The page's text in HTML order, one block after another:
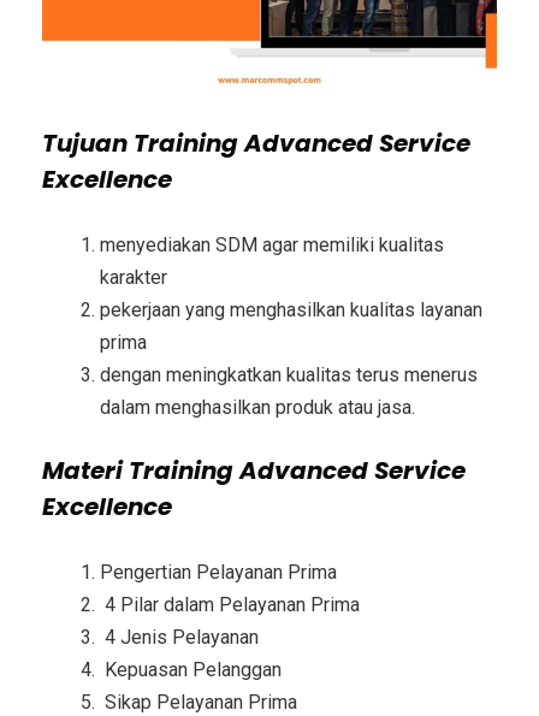
Tujuan Training Advanced Service
Excellence
menyediakan SDM agar memiliki kualitas
karakter
pekerjaan yang menghasilkan kualitas layanan
prima
dengan meningkatkan kualitas terus menerus
dalam menghasilkan produk atau jasa.
MateriTraining Advanced Service
Excellence
Pengertian Pelayanan Prima
4 Pilar dalam Pelayanan Prima
4 Jenis Pelayanan
Kepuasan Pelanggan
Sikap Pelayanan Prima